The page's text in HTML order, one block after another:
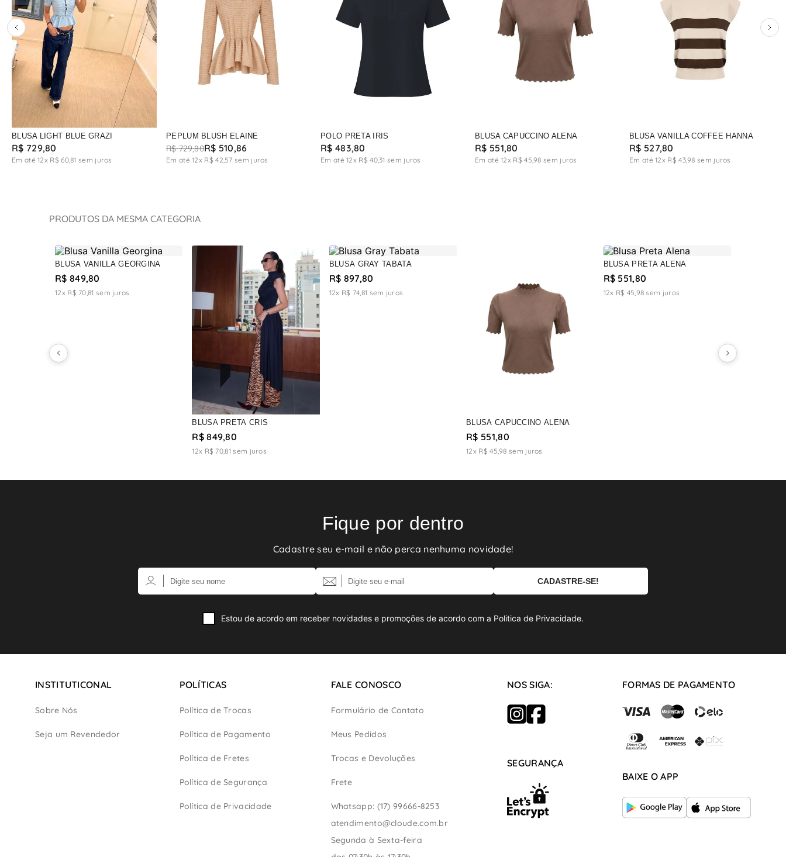
BLUSA LIGHT BLUE GRAZI
R$ 729,80
Em até12x R$ 60,81 sem juros
PEPLUM BLUSH ELAINE
R$ 729,80R$ 510,86
Em até12x R$ 42 57 sem juros
POLO PRETA IRIS
R$ 483,80
Em até12x R$ 40, 31 sem juros
BLUSA CAPUCCINO ALENA
R$ 551,80
Em até12x R$ 45 ,98 sem juros
BLUSA VANILLA COFFEE HANNA
R$ 527,80
Em até12x R$ 43,98 sem juros
PRODUTOS DA MESMA CATEGORIA
BLUSA VANILLA GEORGINA
R$ 849,80
12x R$ 70,81 sem juros
BLUSA PRETA CRIS
R$ 849,80
12x R$ 70,81 sem juros
BLUSA GRAY TABATA
R$ 897,80
12x R$ 74,81 sem juros
BLUSA CAPUCCINO ALENA
R$ 551,80
12x R$ 45,98 sem juros
BLUSA PRETA ALENA
R$ 551,80
12x R$ 45,98 sem juros
Fique por dentro
Cadastre seu e-mail e não perca nenhuma novidade!
Estou de acordo em receber novidades e promoções de acordo com a Politica de Privacidade.
INSTITUTICONAL
Sobre Nós
Seja um Revendedor
POLÍTICAS
Política de Trocas
Política de Pagamento
Política de Fretes
Política de Segurança
Política de Privacidade
FALE CONOSCO
Formulário de Contato
Meus Pedidos
Trocas e Devoluções
Frete
Whatsapp: (17) 99666-8253
atendimento@cloude.com.br
Segunda à Sexta-feira
NOS SIGA:
SEGURANÇA
FORMAS DE PAGAMENTO
BAIXE O APP